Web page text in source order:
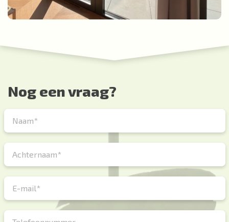
Nog een vraag?